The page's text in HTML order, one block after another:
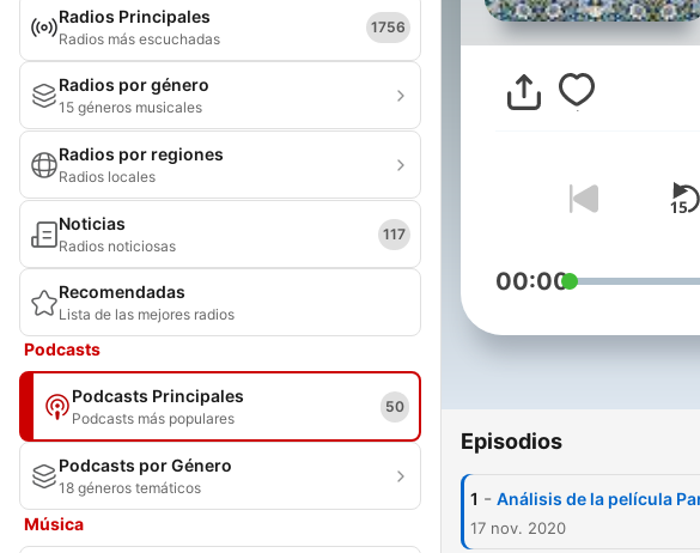
Radios Principales
Radios más escuchadas
1756
Radios por género
15 géneros musicales
Radios por regiones
Radios locales
Noticias
Radios noticiosas
117
Recomendadas
Lista de las mejores radios
Podcasts
Podcasts Principales
Podcasts más populares
50
Podcasts por Género
18 géneros temáticos
Música
00:00
Episodios
1 - Análisis de la película
17 nov. 2020